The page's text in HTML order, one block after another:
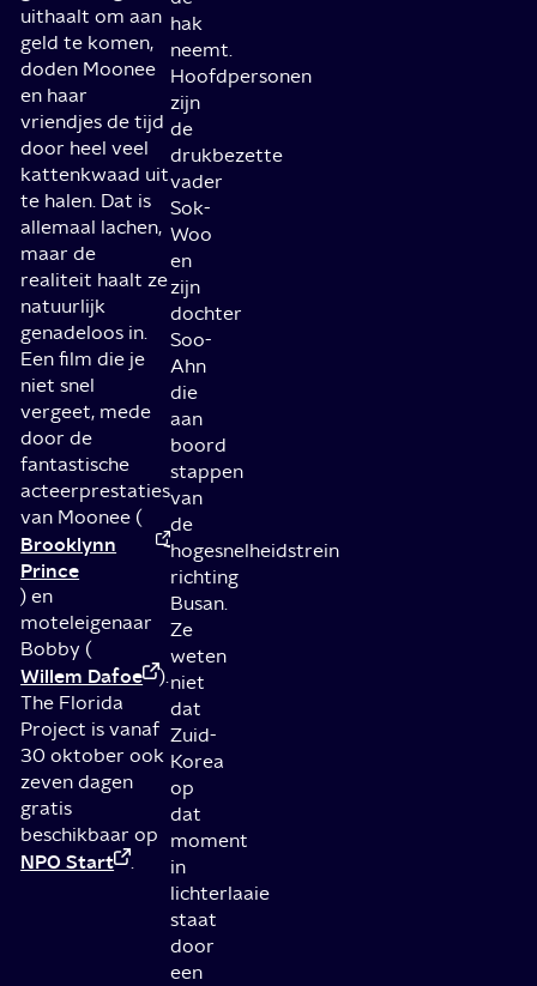
uithaalt om aan
geld te komen,
doden Moonee
en haar
vriendjes de tijd
door heel veel
kattenkwaad uit
te halen. Dat is
allemaal lachen,
maar de
realiteit haalt ze
natuurlijk
genadeloos in.
Een film die je
niet snel
vergeet, mede
door de
fantastische
acteerprestaties
van Moonee (
Brooklynn
Prince
) en
moteleigenaar
Bobby (
Willem Dafoe
).
The Florida
Project is vanaf
30 oktober ook
zeven dagen
gratis
beschikbaar op
NPO Start .
hak
neemt.
Hoofdpersonen
zijn
de
drukbezette
vader
Sok-
Woo
en
zijn
dochter
Soo-
Ahn
die
aan
boord
stappen
van
de
hogesnelheidstrein
richting
Busan.
Ze
weten
niet
dat
Zuid-
Korea
op
dat
moment
in
lichterlaaie
staat
door
een